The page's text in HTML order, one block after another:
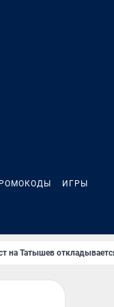
ИГРЫ
на Татышев